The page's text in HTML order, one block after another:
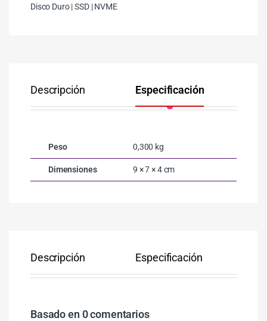
Disco Duro | SSD | NVME
Descripción Especificación
Peso 0,300 kg
Dimensiones 9 × 7 × 4 cm
Descripción Especificación
Basado en 0 comentarios